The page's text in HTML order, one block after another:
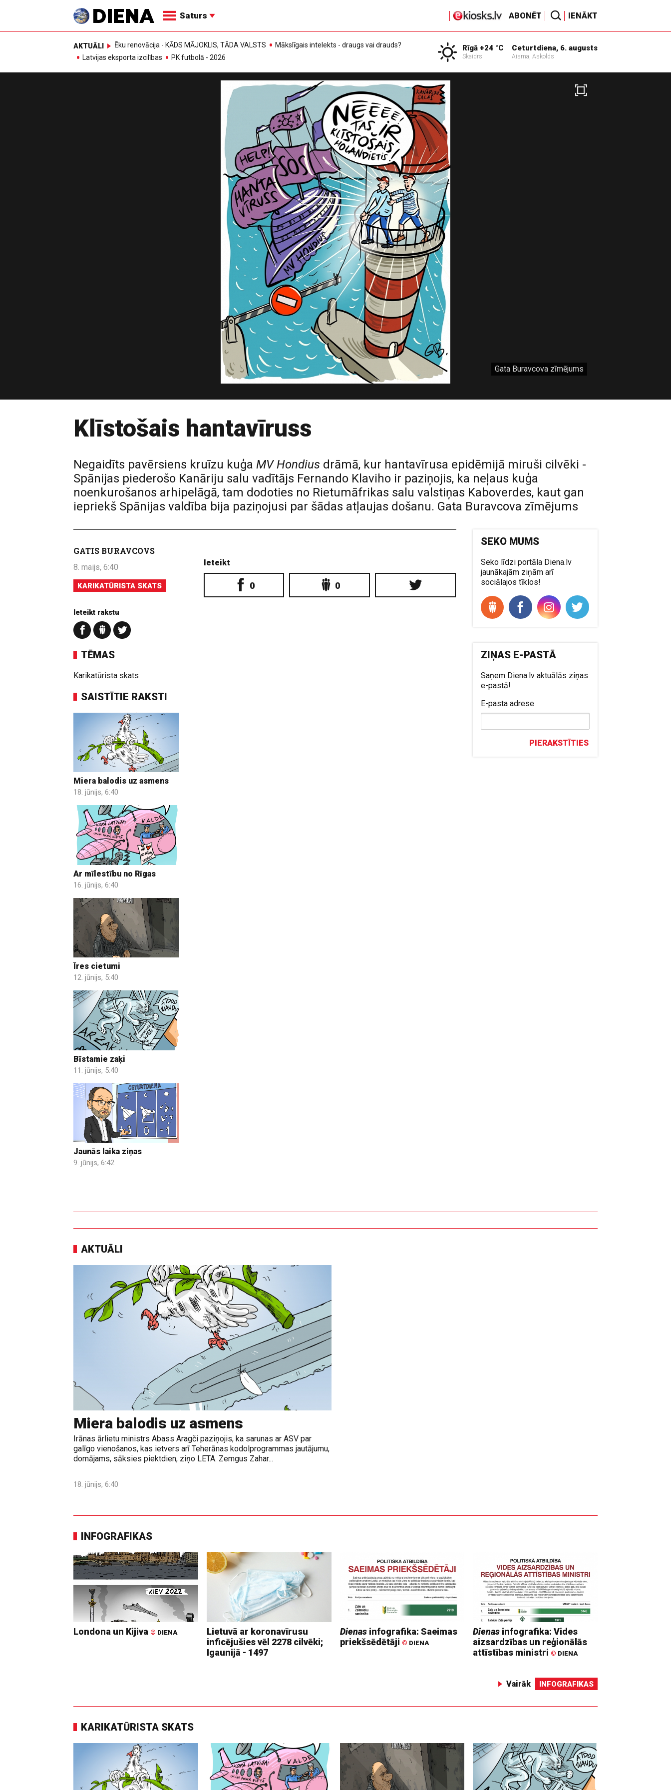
Saturs ABONĒT IENĀKT
AKTUĀLI Ēku renovācija - KĀDS MĀJOKLIS, TĀDA VALSTS
Mākslīgais intelekts - draugs vai drauds?
Latvijas eksporta izcilības
PK futbolā - 2026
Rīgā +24 °C
Skaidrs
Ceturtdiena, 6. augusts
Aisma, Askolds
Gata Buravcova zīmējums
Klīstošais hantavīruss
Negaidīts pavērsiens kruīzu kuģa MV Hondius drāmā, kur hantavīrusa epidēmijā miruši cilvēki -
Spānijas piederošo Kanāriju salu vadītājs Fernando Klaviho ir paziņojis, ka neļaus kuģa
noenkurošanos arhipelāgā, tam dodoties no Rietumāfrikas salu valstiņas Kaboverdes, kaut gan
iepriekš Spānijas valdība bija paziņojusi par šādas atļaujas došanu. Gata Buravcova zīmējums
GATIS BURAVCOVS
8. maijs, 6:40
KARIKATŪRISTA SKATS
Ieteikt rakstu
TĒMAS
Karikatūrista skats
SAISTĪTIE RAKSTI
Miera balodis uz asmens
18. jūnijs, 6:40
Ar mīlestību no Rīgas
16. jūnijs, 6:40
Īres cietumi
12. jūnijs, 5:40
Bīstamie zaķi
11. jūnijs, 5:40
Jaunās laika ziņas
9. jūnijs, 6:42
Ieteikt
0 0
SEKO MUMS
Seko līdzi portāla Diena.lv
jaunākajām ziņām arī
sociālajos tīklos!
ZIŅAS E-PASTĀ
Saņem Diena.lv aktuālās ziņas
e-pastā!
E-pasta adrese
PIERAKSTĪTIES
AKTUĀLI
Miera balodis uz asmens
Irānas ārlietu ministrs Abass Aragči paziņojis, ka sarunas ar ASV par
galīgo vienošanos, kas ietvers arī Teherānas kodolprogrammas jautājumu,
domājams, sāksies piektdien, ziņo LETA. Zemgus Zahar...
18. jūnijs, 6:40
INFOGRAFIKAS
Londona un Kijiva © DIENA
Lietuvā ar koronavīrusu
inficējušies vēl 2278 cilvēki;
Igaunijā - 1497
Dienasinfografika: Saeimas
priekšsēdētāji © DIENA
Dienas infografika: Vides
aizsardzības un reģionālās
attīstības ministri © DIENA
Vairāk INFOGRAFIKAS
KARIKATŪRISTA SKATS